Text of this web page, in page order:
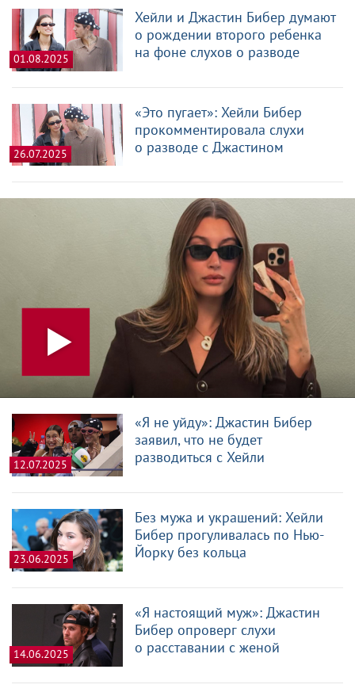
01.08.2025
Хейли и Джастин Бибер думают
о рождении второго ребенка
на фоне слухов о разводе
26.07.2025
«Это пугает»: Хейли Бибер
прокомментировала слухи
о разводе с Джастином
12.07.2025
«Я не уйду»: Джастин Бибер
заявил, что не будет
разводиться с Хейли
23.06.2025
Без мужа и украшений: Хейли
Бибер прогуливалась по Нью-
Йорку без кольца
14.06.2025
«Я настоящий муж»: Джастин
Бибер опроверг слухи
о расставании с женой